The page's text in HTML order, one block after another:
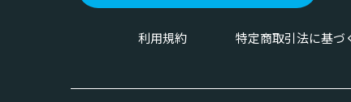
利用規約 特定商取引法に基づ